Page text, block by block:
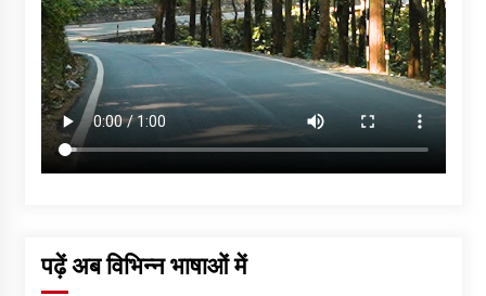
पढ़ें अब विभिन्न भाषाओं में